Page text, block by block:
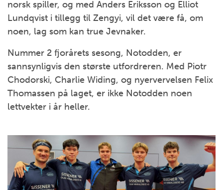
norsk spiller, og med Anders Eriksson og Elliot
Lundqvist i tillegg til Zengyi, vil det være få, om
noen, lag som kan true Jevnaker.
Nummer 2 fjorårets sesong, Notodden, er
sannsynligvis den største utfordreren. Med Piotr
Chodorski, Charlie Widing, og nyervervelsen Felix
Thomassen på laget, er ikke Notodden noen
lettvekter i år heller.